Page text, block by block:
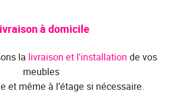
à domicile
la livraison et l'installation de vos
meubles
et même à l’étage si nécessaire.